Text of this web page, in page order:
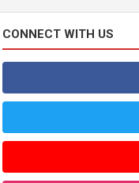
CONNECT WITH US